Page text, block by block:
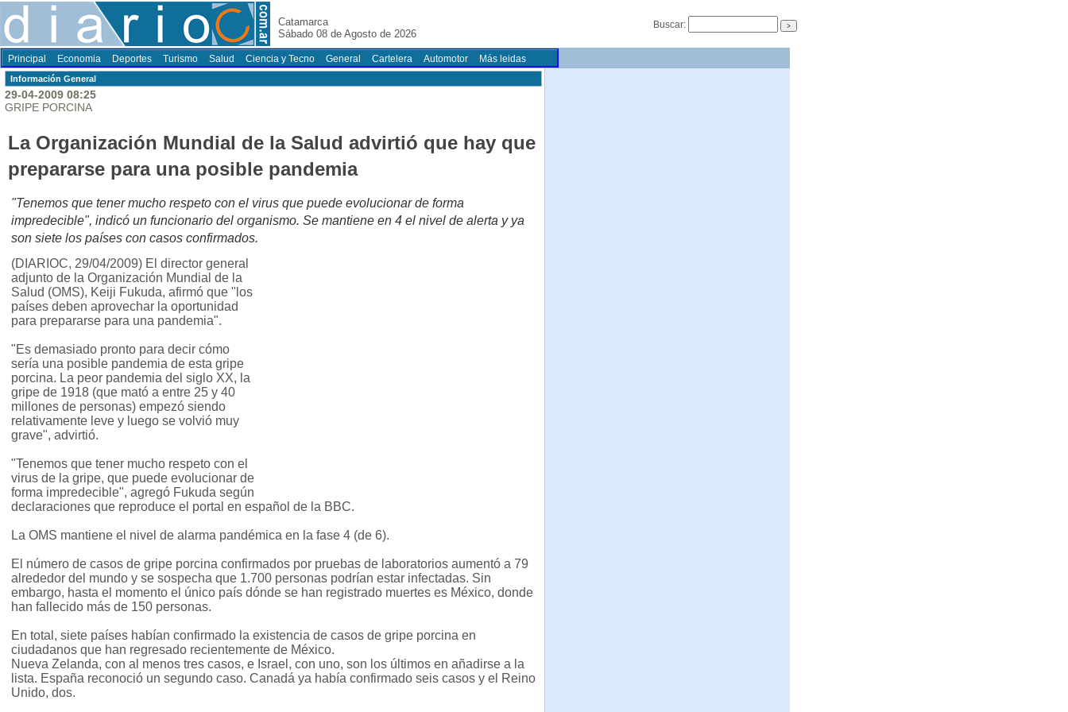
Catamarca
Sábado 08 de Agosto de 2026
Buscar:
Principal Economia Deportes Turismo Salud Ciencia y Tecno General Cartelera Automotor Más leidas
Información General
29-04-2009 08:25
GRIPE PORCINA
La Organización Mundial de la Salud advirtió que hay que
prepararse para una posible pandemia
"Tenemos que tener mucho respeto con el virus que puede evolucionar de forma
impredecible", indicó un funcionario del organismo. Se mantiene en 4 el nivel de alerta y ya
son siete los países con casos confirmados.
(DIARIOC, 29/04/2009) El director general
adjunto de la Organización Mundial de la
Salud (OMS), Keiji Fukuda, afirmó que "los
países deben aprovechar la oportunidad
para prepararse para una pandemia".
"Es demasiado pronto para decir cómo
sería una posible pandemia de esta gripe
porcina. La peor pandemia del siglo XX, la
gripe de 1918 (que mató a entre 25 y 40
millones de personas) empezó siendo
relativamente leve y luego se volvió muy
grave", advirtió.
"Tenemos que tener mucho respeto con el
virus de la gripe, que puede evolucionar de
forma impredecible", agregó Fukuda según
declaraciones que reproduce el portal en español de la BBC.
La OMS mantiene el nivel de alarma pandémica en la fase 4 (de 6).
El número de casos de gripe porcina confirmados por pruebas de laboratorios aumentó a 79
alrededor del mundo y se sospecha que 1.700 personas podrían estar infectadas. Sin
embargo, hasta el momento el único país dónde se han registrado muertes es México, donde
han fallecido más de 150 personas.
En total, siete países habían confirmado la existencia de casos de gripe porcina en
ciudadanos que han regresado recientemente de México.
Nueva Zelanda, con al menos tres casos, e Israel, con uno, son los últimos en añadirse a la
lista. España reconoció un segundo caso. Canadá ya había confirmado seis casos y el Reino
Unido, dos.